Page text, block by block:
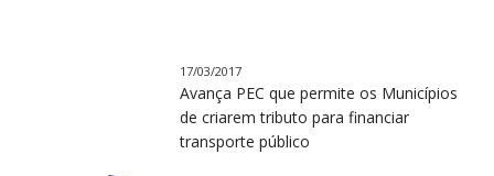
17/03/2017
Avança PEC que permite os Municípios
de criarem tributo para financiar
transporte público